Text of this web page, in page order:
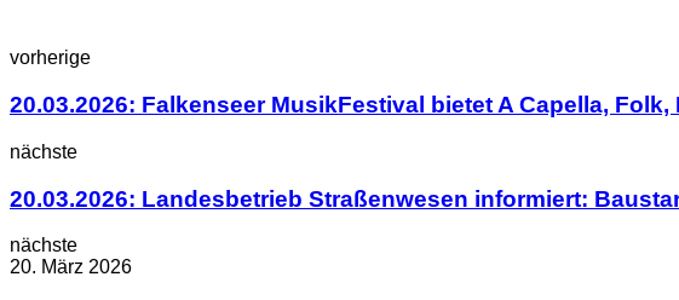
vorherige
20.03.2026: Falkenseer MusikFestival bietet A Capella,
nächste
20.03.2026: Landesbetrieb Straßenwesen informiert:
nächste
20. März 2026